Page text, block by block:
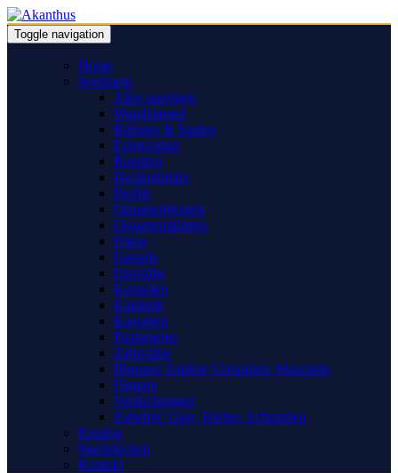
Toggle navigation
Home
Sortiment
Alles anzeigen
Wandspiegel
Baluster & Säulen
Eckgesimse
Rosetten
Deckenbilder
Profile
Ornamentleisten
Ornamentplatten
Friese
Fassade
Eierstäbe
Konsolen
Kapitelle
Kassetten
Postamente
Zahnstäbe
Blumen/ Zapfen/ Girlanden/ Muscheln
Figuren
Verdachungen
Zubehör: Gips, Kleber, Schrauben
Katalog
Stuckdecken
Kontakt